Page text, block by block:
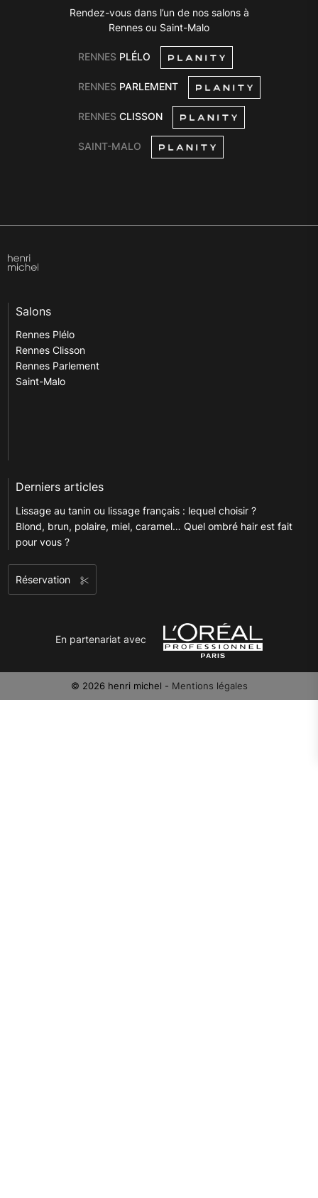
Rendez-vous dans l’un de nos salons à
Rennes ou Saint-Malo
RENNES PLÉLO
RENNES PARLEMENT
RENNES CLISSON
SAINT-MALO
Salons
Rennes Plélo
Rennes Clisson
Rennes Parlement
Saint-Malo
Derniers articles
Lissage au tanin ou lissage français : lequel choisir ?
Blond, brun, polaire, miel, caramel… Quel ombré hair est fait
pour vous ?
Réservation
En partenariat avec
© 2026 henri michel - Mentions légales